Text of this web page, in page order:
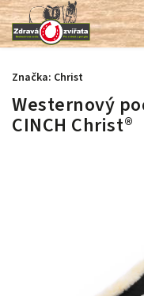
Westernový
CINCH Christ®
Značka: Christ